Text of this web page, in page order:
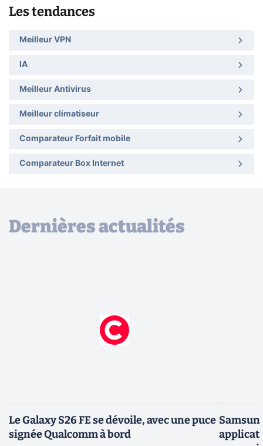
Les tendances
Meilleur VPN
IA
Meilleur Antivirus
Meilleur climatiseur
Comparateur Forfait mobile
Comparateur Box Internet
Dernières actualités
Le Galaxy S26 FE se dévoile, avec une puce
signée Qualcomm à bord